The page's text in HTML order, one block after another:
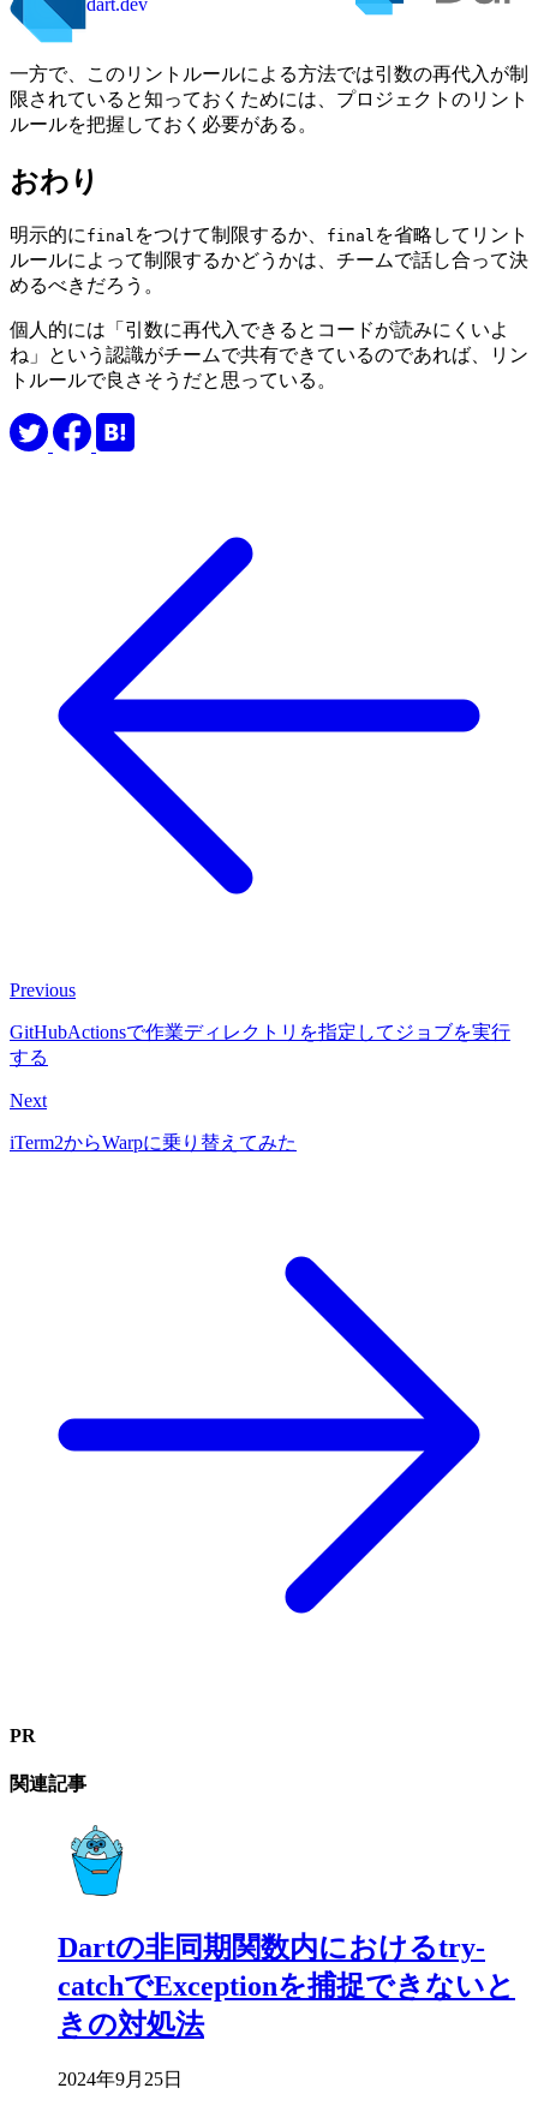
一方で、このリントルールによる方法では引数の再代入が制
限されていると知っておくためには、プロジェクトのリント
ルールを把握しておく必要がある。
おわり
明示的にfinal をつけて制限するか、 final を省略してリント
ルールによって制限するかどうかは、チームで話し合って決
めるべきだろう。
個人的には「引数に再代入できるとコードが読みにくいよ
ね」という認識がチームで共有できているのであれば、リン
トルールで良さそうだと思っている。
Previous
GitHubActionsで作業ディレクトリを指定してジョブを実行
する
Next
iTerm2からWarpに乗り替えてみた
PR
関連記事
Dartの非同期関数内におけるtry-
catchでExceptionを捕捉できないと
きの対処法
2024年9月25日